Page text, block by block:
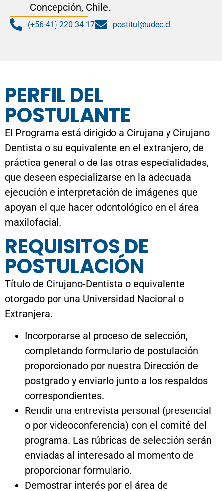
Concepción, Chile.
(+56-41) 220 34 17 postitul@udec.cl
PERFIL DEL
POSTULANTE
El Programa está dirigido a Cirujana y Cirujano
Dentista o su equivalente en el extranjero, de
práctica general o de las otras especialidades,
que deseen especializarse en la adecuada
ejecución e interpretación de imágenes que
apoyan el que hacer odontológico en el área
maxilofacial.
REQUISITOS DE
POSTULACIÓN
Título de Cirujano-Dentista o equivalente
otorgado por una Universidad Nacional o
Extranjera.
Incorporarse al proceso de selección,
completando formulario de postulación
proporcionado por nuestra Dirección de
postgrado y enviarlo junto a los respaldos
correspondientes.
Rendir una entrevista personal (presencial
o por videoconferencia) con el comité del
programa. Las rúbricas de selección serán
enviadas al interesado al momento de
proporcionar formulario.
Demostrar interés por el área de